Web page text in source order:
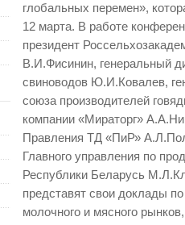
глобальных перемен»,
12 марта. В работе
президент
В.И.Фисинин, генеральный
свиноводов Ю.И.Ковалев,
союза производителей
компании «Мираторг»
Правления ТД «ПиР»
Главного управления по
Республики Беларусь
представят свои доклады
молочного и мясного